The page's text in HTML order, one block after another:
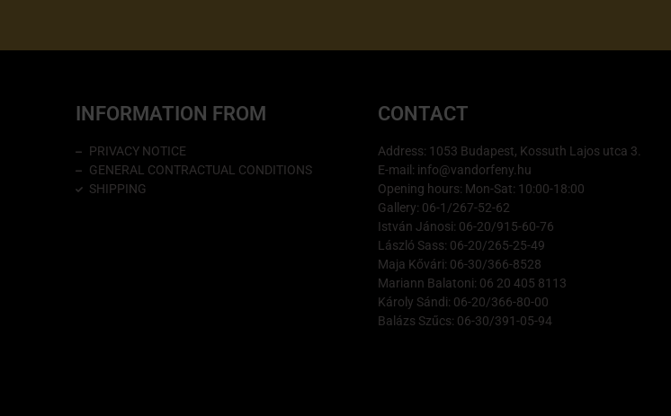
INFORMATION FROM
PRIVACY NOTICE
GENERAL CONTRACTUAL CONDITIONS
SHIPPING
CONTACT
Address: 1053 Budapest, Kossuth Lajos utca 3.
E-mail: info@vandorfeny.hu
Opening hours: Mon-Sat: 10:00-18:00
Gallery: 06-1/267-52-62
István Jánosi: 06-20/915-60-76
László Sass: 06-20/265-25-49
Maja Kővári: 06-30/366-8528
Mariann Balatoni: 06 20 405 8113
Károly Sándi: 06-20/366-80-00
Balázs Szűcs: 06-30/391-05-94